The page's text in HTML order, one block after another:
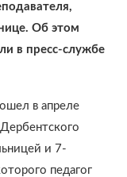
Об этом
в пресс-службе
в апреле
и 7-
педагог